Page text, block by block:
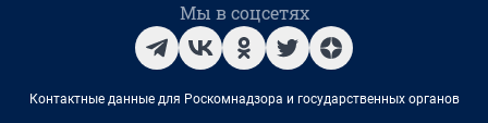
Мы в соцсетях
Контактные данные для Роскомнадзора и государственных органов